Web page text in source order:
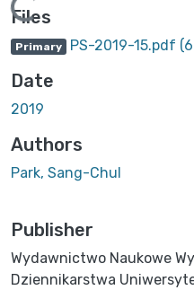
Files
Primary PS-2019-15.pdf
Date
2019
Authors
Park, Sang-Chul
Publisher
Wydawnictwo Naukowe
Dziennikarstwa